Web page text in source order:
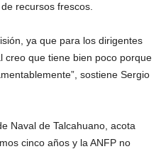
recursos frescos.
ya que para los dirigentes
creo que tiene bien poco porque
sostiene Sergio
Naval de Talcahuano, acota
cinco años y la ANFP no